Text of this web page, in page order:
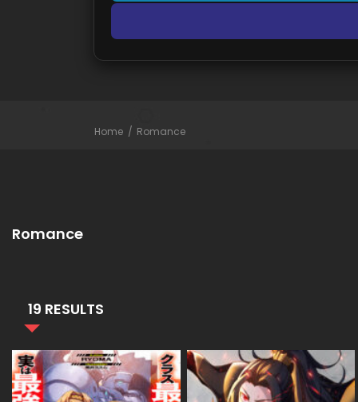
Home Romance
Romance
19 RESULTS